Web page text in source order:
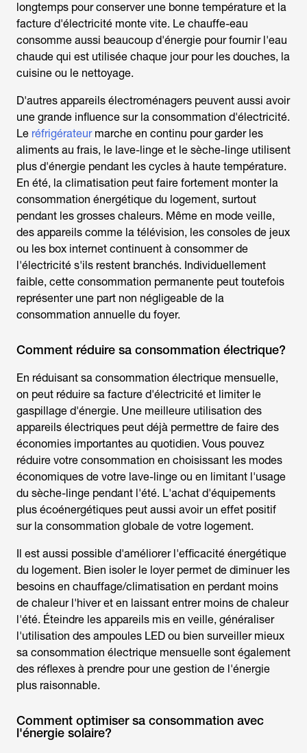
longtemps pour conserver une bonne température et la
facture d'électricité monte vite. Le chauffe-eau
consomme aussi beaucoup d'énergie pour fournir l'eau
chaude qui est utilisée chaque jour pour les douches, la
cuisine ou le nettoyage.
D'autres appareils électroménagers peuvent aussi avoir
une grande influence sur la consommation d'électricité.
Le réfrigérateurmarche en continu pour garder les
aliments au frais, le lave-linge et le sèche-linge utilisent
plus d'énergie pendant les cycles à haute température.
En été, la climatisation peut faire fortement monter la
consommation énergétique du logement, surtout
pendant les grosses chaleurs. Même en mode veille,
des appareils comme la télévision, les consoles de jeux
ou les box internet continuent à consommer de
l'électricité s'ils restent branchés. Individuellement
faible, cette consommation permanente peut toutefois
représenter une part non négligeable de la
consommation annuelle du foyer.
Comment réduire sa consommation électrique?
En réduisant sa consommation électrique mensuelle,
on peut réduire sa facture d'électricité et limiter le
gaspillage d'énergie. Une meilleure utilisation des
appareils électriques peut déjà permettre de faire des
économies importantes au quotidien. Vous pouvez
réduire votre consommation en choisissant les modes
économiques de votre lave-linge ou en limitant l'usage
du sèche-linge pendant l'été. L'achat d'équipements
plus écoénergétiques peut aussi avoir un effet positif
sur la consommation globale de votre logement.
Il est aussi possible d'améliorer l'efficacité énergétique
du logement. Bien isoler le loyer permet de diminuer les
besoins en chauffage/climatisation en perdant moins
de chaleur l'hiver et en laissant entrer moins de chaleur
l'été. Éteindre les appareils mis en veille, généraliser
l'utilisation des ampoules LED ou bien surveiller mieux
sa consommation électrique mensuelle sont également
des réflexes à prendre pour une gestion de l'énergie
plus raisonnable.
Comment optimiser sa consommation avec
l'énergie solaire?